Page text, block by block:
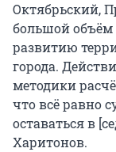
Октябрьский,
большой объём
развитию
города.
методики
что всё равно
оставаться в
Харитонов.